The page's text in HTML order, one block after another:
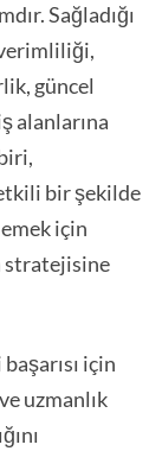
Sağladığı
güncel
alanlarına
bir şekilde
için
stratejisine
için
uzmanlık